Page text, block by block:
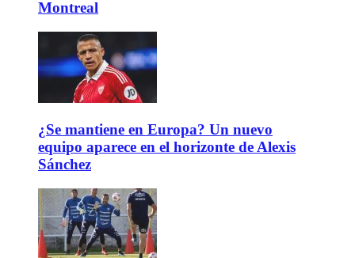
Montreal
¿Se mantiene en Europa? Un nuevo
equipo aparece en el horizonte de Alexis
Sánchez